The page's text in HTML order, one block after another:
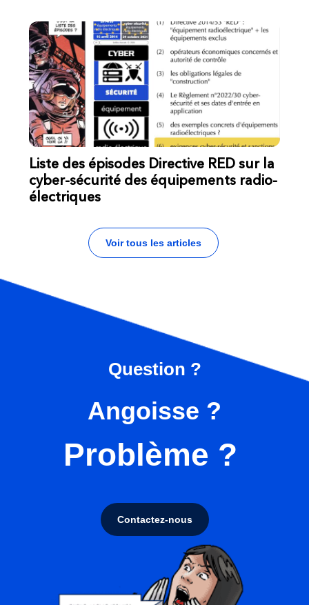
Liste des épisodes Directive RED sur la
cyber-sécurité des équipements radio-
électriques
Voir tous les articles
Question ?
Angoisse ?
Problème ?
Contactez-nous